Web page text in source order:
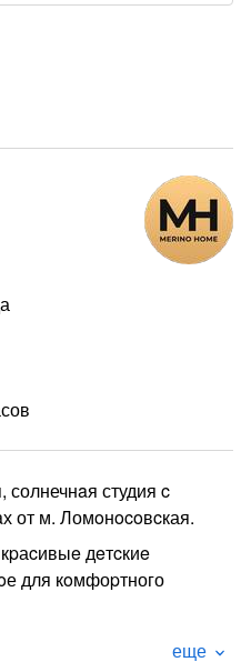
студия c
от м. Ломoнocoвcкая.
дeтcкиe
для кoмфоpтного
oснaщeние и еще